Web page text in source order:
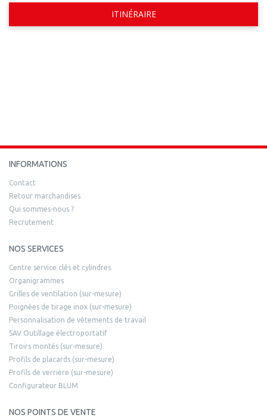
ITINÉRAIRE
INFORMATIONS
Contact
Retour marchandises
Qui sommes-nous ?
Recrutement
NOS SERVICES
Centre service clés et cylindres
Organigrammes
Grilles de ventilation (sur-mesure)
Poignées de tirage inox (sur-mesure)
Personnalisation de vêtements de travail
SAV Outillage électroportatif
Tiroirs montés (sur-mesure)
Profils de placards (sur-mesure)
Profils de verrière (sur-mesure)
Configurateur BLUM
NOS POINTS DE VENTE